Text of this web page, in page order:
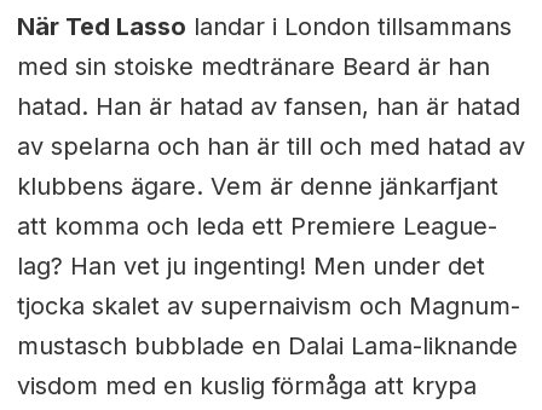
När Ted Lasso landar i London tillsammans
med sin stoiske medtränare Beard är han
hatad. Han är hatad av fansen, han är hatad
av spelarna och han är till och med hatad av
klubbens ägare. Vem är denne jänkarfjant
att komma och leda ett Premiere League-
lag? Han vet ju ingenting! Men under det
tjocka skalet av supernaivism och Magnum-
mustasch bubblade en Dalai Lama-liknande
visdom med en kuslig förmåga att krypa